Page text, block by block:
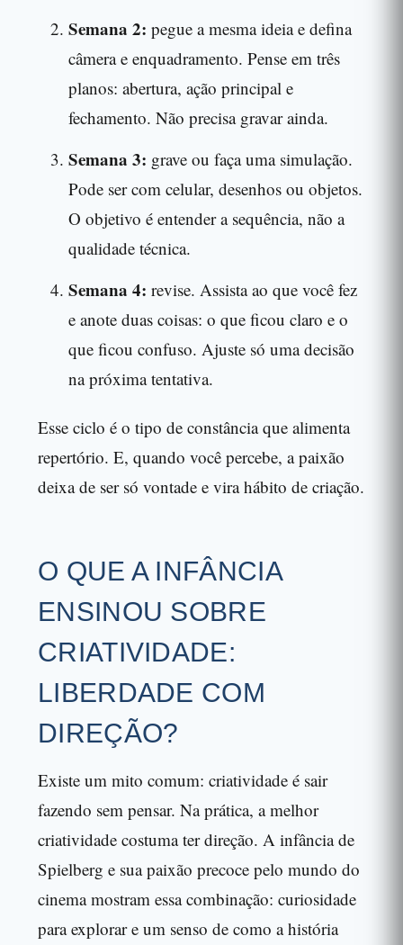
Semana 2: pegue a mesma ideia e defina
câmera e enquadramento. Pense em três
planos: abertura, ação principal e
fechamento. Não precisa gravar ainda.
Semana 3: grave ou faça uma simulação.
Pode ser com celular, desenhos ou objetos.
O objetivo é entender a sequência, não a
qualidade técnica.
Semana 4: revise. Assista ao que você fez
e anote duas coisas: o que ficou claro e o
que ficou confuso. Ajuste só uma decisão
na próxima tentativa.
Esse ciclo é o tipo de constância que alimenta
repertório. E, quando você percebe, a paixão
deixa de ser só vontade e vira hábito de criação.
O QUE A INFÂNCIA
ENSINOU SOBRE
CRIATIVIDADE:
LIBERDADE COM
DIREÇÃO?
Existe um mito comum: criatividade é sair
fazendo sem pensar. Na prática, a melhor
criatividade costuma ter direção. A infância de
Spielberg e sua paixão precoce pelo mundo do
cinema mostram essa combinação: curiosidade
para explorar e um senso de como a história